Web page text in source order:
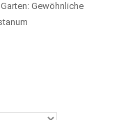
Gewöhnliche